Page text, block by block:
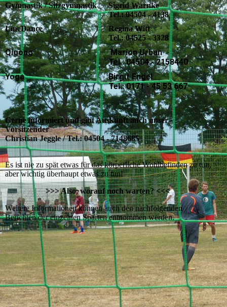
Gymnastik / Sitzgymnastik
Sigrid Warnke
Tel.: 04504 - 4138
LineDance
Regina Witt
Tel.: 04525 - 3328
Qigong
Marion Urban
Tel.: 04504 - 2158440
Yoga
Birgit Engel
Tel.: 0171 - 45 53 667
Gerne informiert und gibt Auskunft auch unser
Vorsitzender
Christian Jeggle / Tel.: 04504 - 7148685
Es ist nie zu spät etwas für das körperliche Wohlbefinden zu tun,
aber wichtig überhaupt etwas zu tun!
>>> Also, worauf noch warten? <<<
Weitere Informationen können auch den nachfolgenden
Berichten der einzelnen Sparten entnommen werden.